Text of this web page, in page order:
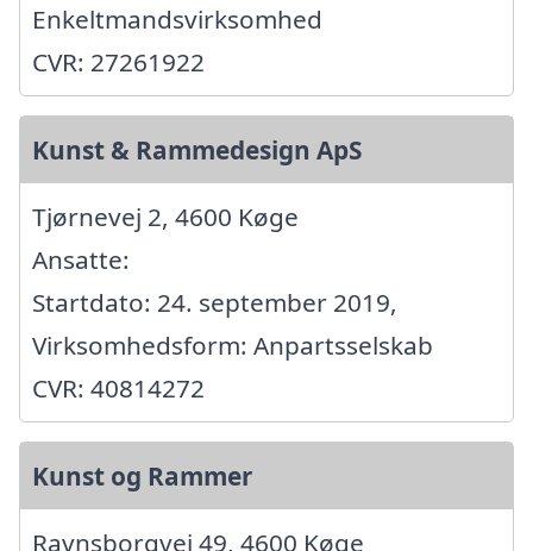
Enkeltmandsvirksomhed
CVR: 27261922
Kunst & Rammedesign ApS
Tjørnevej 2, 4600 Køge
Ansatte:
Startdato: 24. september 2019,
Virksomhedsform: Anpartsselskab
CVR: 40814272
Kunst og Rammer
Ravnsborgvej 49, 4600 Køge